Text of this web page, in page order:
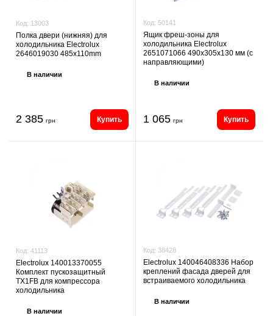
Код: 13003
Полка двери (нижняя) для
холодильника Electrolux
2646019030 485x110mm
В наличии
2 385 грн Купить
Код: 50141
Ящик фреш-зоны для
холодильника Electrolux
2651071066 490х305х130 мм (с
направляющими)
В наличии
1 065 грн Купить
Код: 41113
Electrolux 140013370055
Комплект пускозащитный
TX1FB для компрессора
холодильника
В наличии
Код: 38428
Electrolux 140046408336 Набор
креплений фасада дверей для
встраиваемого холодильника
В наличии